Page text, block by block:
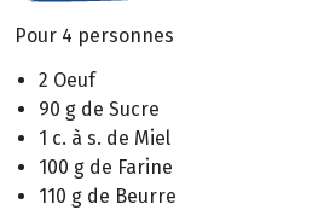
Pour 4 personnes
2 Oeuf
90 g de Sucre
1 c. à s. de Miel
100 g de Farine
110 g de Beurre